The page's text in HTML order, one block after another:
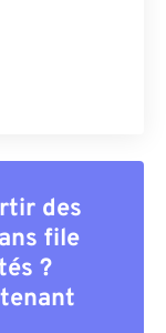
des
file
?